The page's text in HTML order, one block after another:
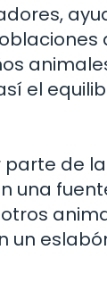
el
parte de
una
un